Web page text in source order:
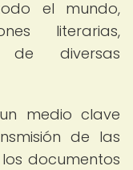
el mundo,
literarias,
de diversas
medio clave
de las
documentos